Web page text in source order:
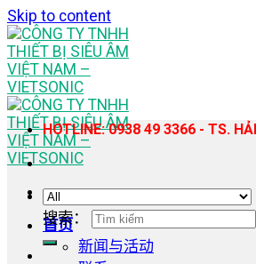
Skip to content
首页
新闻与活动
HOTLINE: 0938 49 3366 - TS. HẢI
搜索：